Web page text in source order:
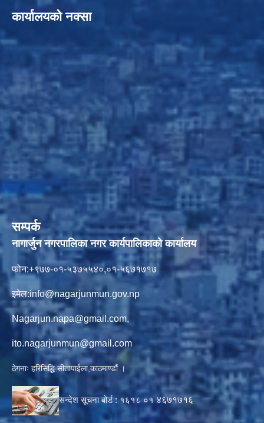
कार्यालयको नक्सा
सम्पर्क
नागार्जुन नगरपालिका नगर कार्यपालिकाको कार्यालय
फोन:+९७७-०१-५३७५५४०,०१-५६७१७१७
इमेल:info@nagarjunmun.gov.np
Nagarjun.napa@gmail.com,
ito.nagarjunmun@gmail.com
ठेगनाः हरिसिद्धि सीतापाईला,काठमाण्डौं ।
सन्देश सूचना बोर्ड : १६१८ ०१४६७१७१६